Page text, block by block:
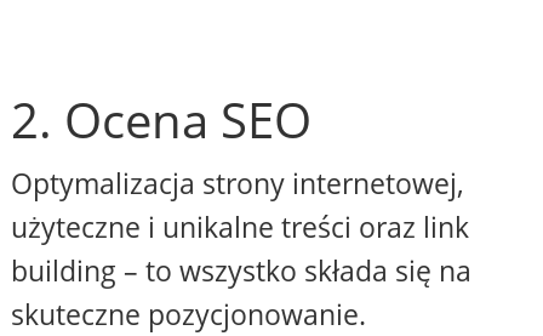
2. Ocena SEO
Optymalizacja strony internetowej,
użyteczne i unikalne treści oraz link
building – to wszystko składa się na
skuteczne pozycjonowanie.